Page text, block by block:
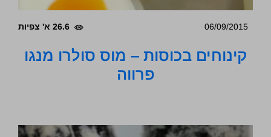
06/09/2015 26.6 א' צפיות
קינוחים בכוסות – מוס סולרו מנגו
פרווה